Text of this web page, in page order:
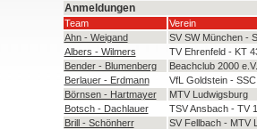
Anmeldungen
Team
Verein
Ahn - Weigand
SV SW München -
Albers - Wilmers
TV Ehrenfeld - KT
Bender - Blumenberg
Beachclub 2000 e.V.
Berlauer - Erdmann
VfL Goldstein -
Börnsen - Hartmayer
MTV Ludwigsburg
Botsch - Dachlauer
TSV Ansbach - TV
Brill - Schönherr
SV Fellbach - MTV